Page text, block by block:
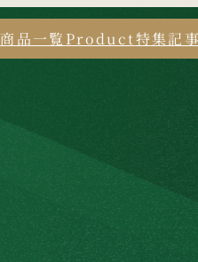
商品一覧 Product特集記